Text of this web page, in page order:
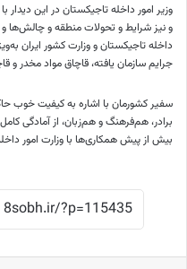
وزیر امور داخله تاجیکستان در این دیدار
و نیز شرایط و تحولات منطقه و
داخله تاجیکستان و وزارت کشور ایران
جرایم سازمان یافته، قاچاق مواد مخدر
سفیر کشورمان با اشاره به کیفیت خوب
برادر، هم‌فرهنگ و هم‌زبان، از آمادگی
بیش از پیش همکاری‌ها با وزارت امور